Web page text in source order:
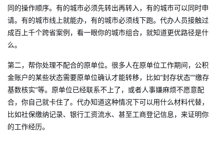
同的操作顺序。有的城市必须先转出再转入，有的城市可以同时申
请。有的城市线上就能办，有的城市必须线下跑。代办人员接触过
成百上千个跨省案例，看一眼你的城市组合，就知道更优路径是什
么。
第二，帮你处理不配合的原单位。很多人在原单位工作期间，公积
金账户的某些状态需要原单位确认才能转移，比如“封存状态”“缴存
基数核实”等。原单位已经联系不上了，或者人事嫌麻烦不愿意配
合，你自己就卡住了。代办知道这种情况下可以用什么材料代替，
比如社保缴纳记录、银行工资流水、甚至工商登记信息，来证明你
的工作经历。